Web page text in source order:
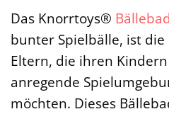
Das Knorrtoys® Bällebad
bunter Spielbälle, ist
Eltern, die ihren
anregende
möchten. Dieses